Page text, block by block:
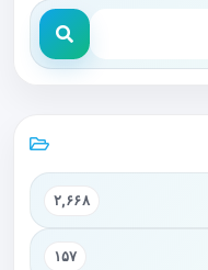
۲,۶۶۸
۱۵۷